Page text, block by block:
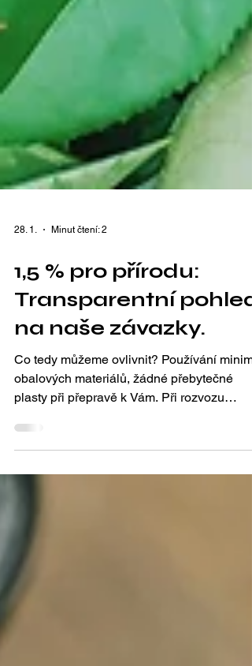
28. 1. Minut čtení: 2
1,5 % pro přírodu:
Transparentní pohled
na naše závazky.
Co tedy můžeme ovlivnit? Používání
plasty při přepravě k Vám. Při rozvozu
objednávek využíváme elektrické auto,
od nás obdržíte zásilku v jiné krabici, než je
ekologičtějším volbám.